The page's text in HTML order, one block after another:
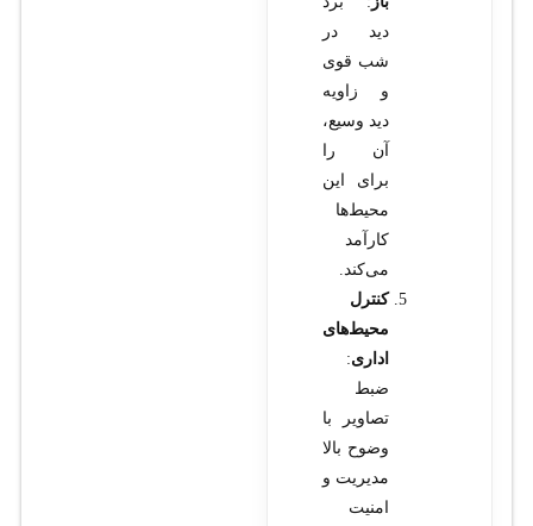
دید در
شب قوی
و زاویه
دید وسیع،
آن را
برای این
محیط‌ها
کارآمد
می‌کند.
کنترل
محیط‌های
اداری:
ضبط
تصاویر با
وضوح بالا
مدیریت و
امنیت